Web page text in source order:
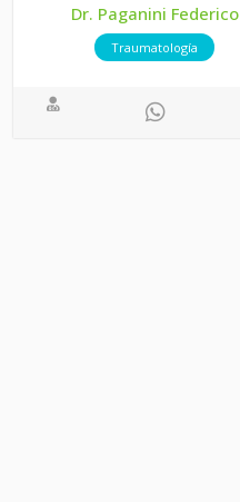
Dr. Paganini Federico
Traumatología